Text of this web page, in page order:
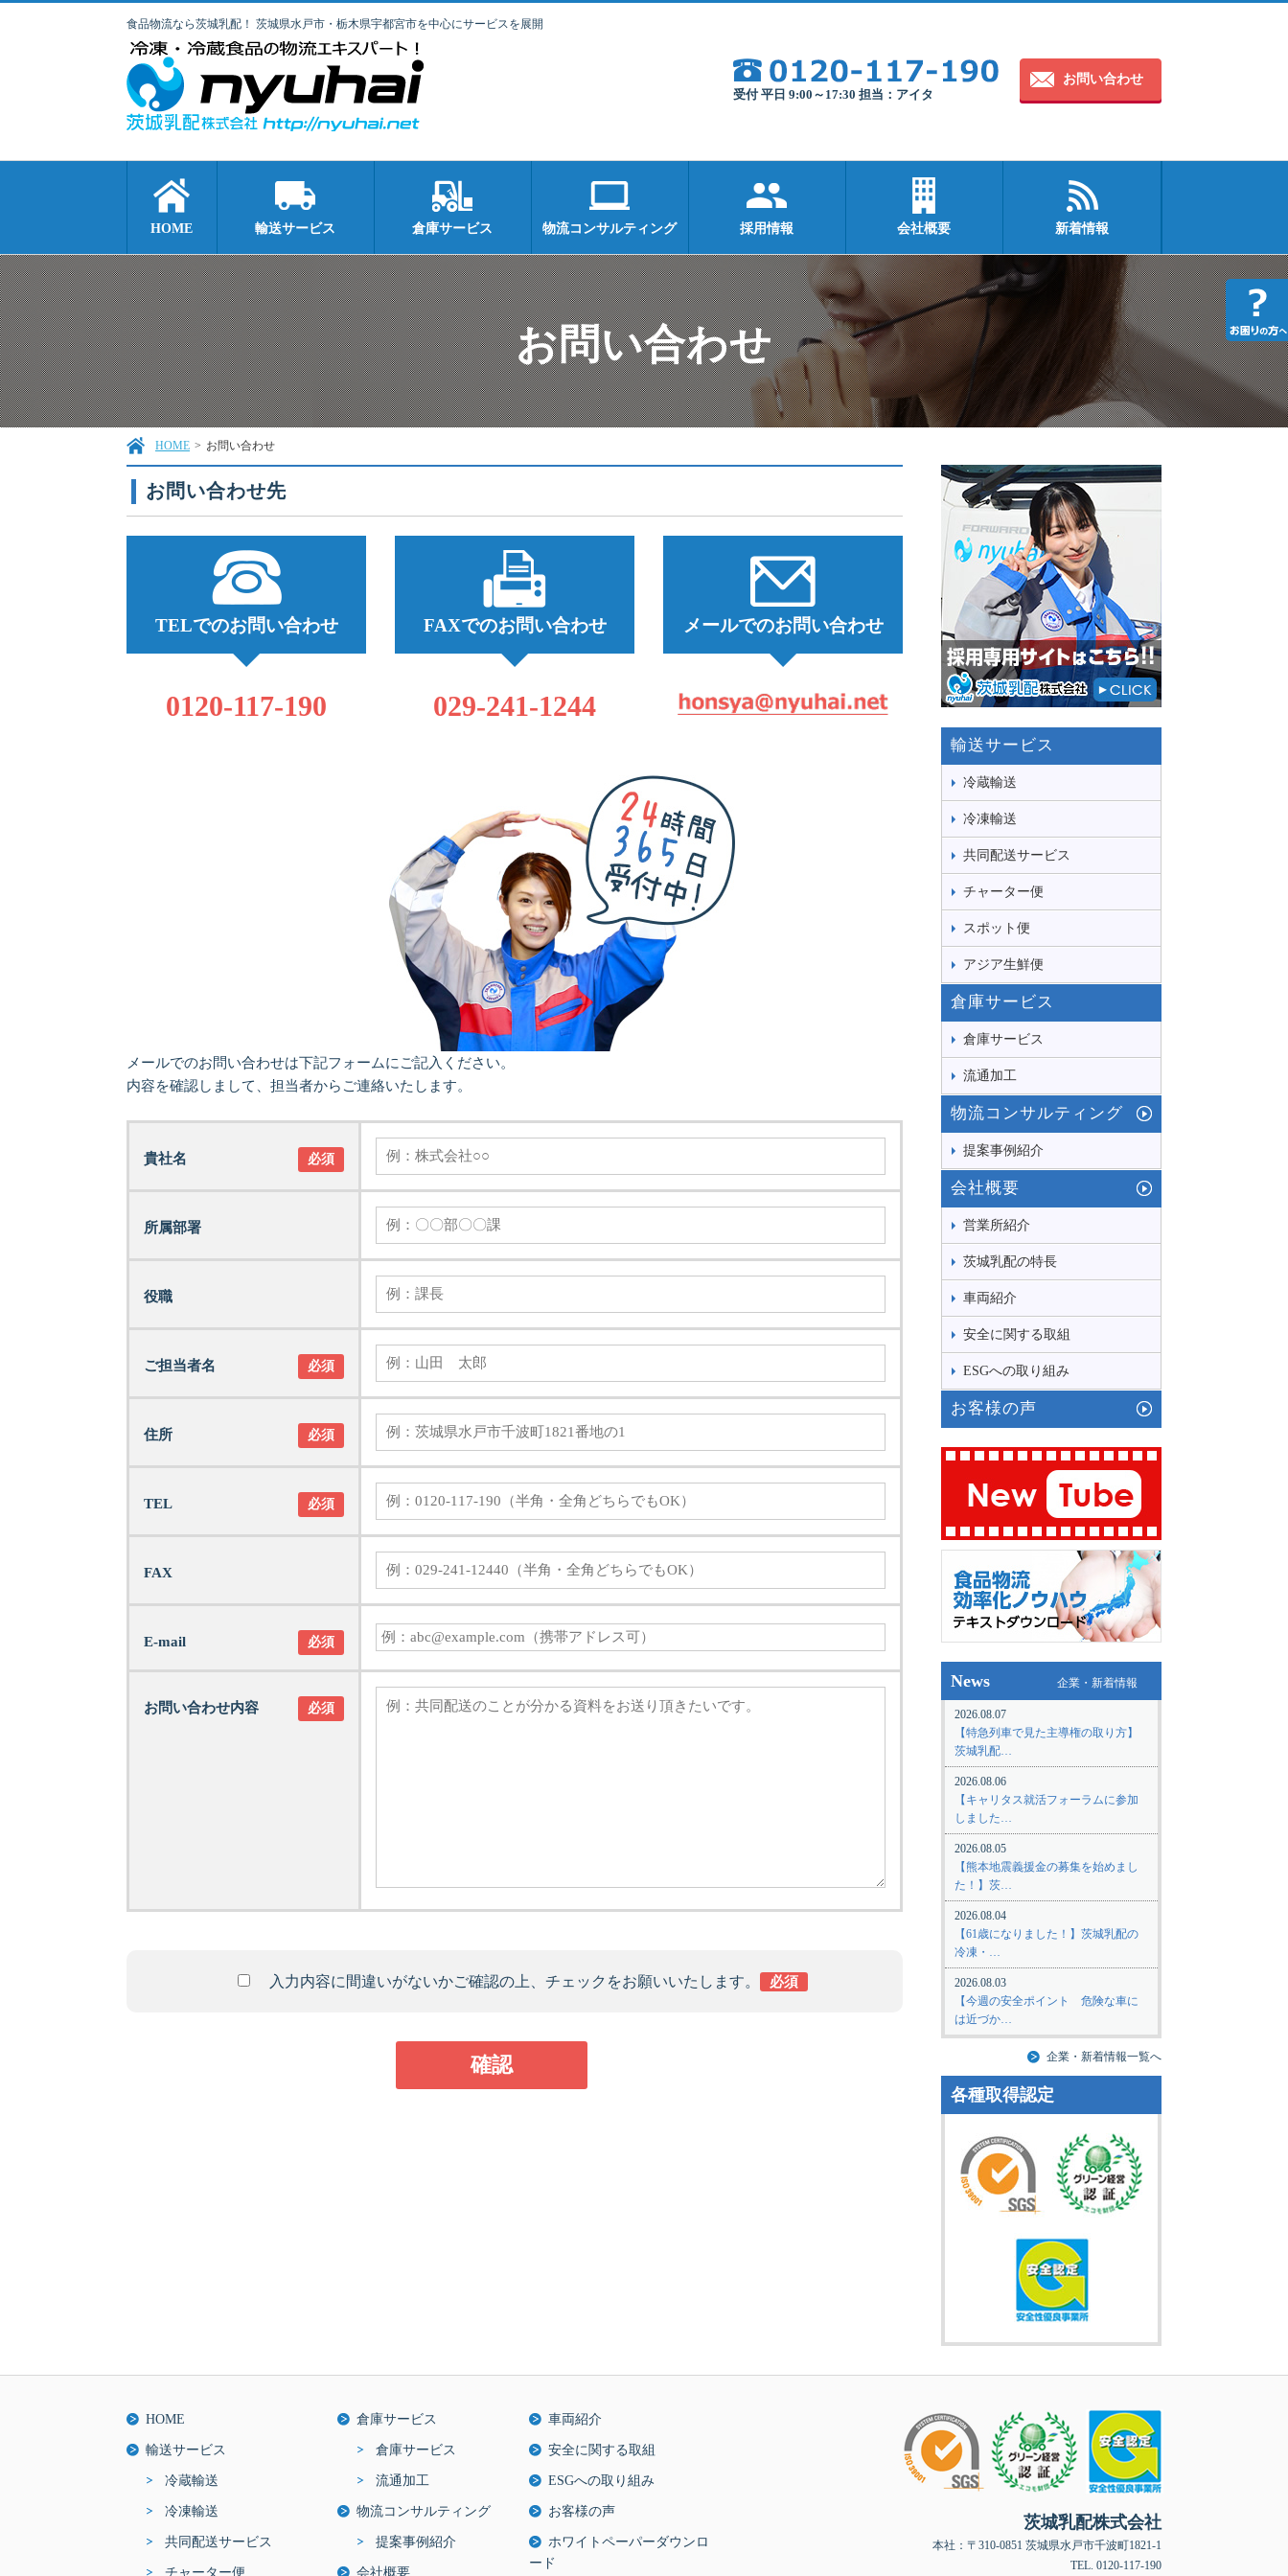
食品物流なら茨城乳配！ 茨城県水戸市・栃木県宇都宮市を中心にサービスを展開
受付 平日 9:00～17:30 担当：アイタ
お問い合わせ
HOME 輸送サービス 倉庫サービス 物流コンサルティング 採用情報 会社概要 新着情報
お問い合わせ
HOME > お問い合わせ
お問い合わせ先
TELでのお問い合わせ
0120-117-190
FAXでのお問い合わせ
029-241-1244
メールでのお問い合わせ
メールでのお問い合わせは下記フォームにご記入ください。
内容を確認しまして、担当者からご連絡いたします。
貴社名 必須
所属部署
役職
ご担当者名 必須
住所 必須
TEL 必須
FAX
E-mail 必須
お問い合わせ内容 必須
入力内容に間違いがないかご確認の上、チェックをお願いいたします。 必須
輸送サービス
冷蔵輸送
冷凍輸送
共同配送サービス
チャーター便
スポット便
アジア生鮮便
倉庫サービス
倉庫サービス
流通加工
物流コンサルティング
提案事例紹介
会社概要
営業所紹介
茨城乳配の特長
車両紹介
安全に関する取組
ESGへの取り組み
お客様の声
News 企業・新着情報
2026.08.07
【特急列車で見た主導権の取り方】
茨城乳配…
2026.08.06
【キャリタス就活フォーラムに参加
しました…
2026.08.05
【熊本地震義援金の募集を始めまし
た！】茨…
2026.08.04
【61歳になりました！】茨城乳配の
冷凍・…
2026.08.03
【今週の安全ポイント 危険な車に
は近づか…
企業・新着情報一覧へ
各種取得認定
HOME
輸送サービス
冷蔵輸送
冷凍輸送
共同配送サービス
チャーター便
倉庫サービス
倉庫サービス
流通加工
物流コンサルティング
提案事例紹介
会社概要
車両紹介
安全に関する取組
ESGへの取り組み
お客様の声
ホワイトペーパーダウンロ
ード
茨城乳配株式会社
本社：〒310-0851 茨城県水戸市千波町1821-1
TEL. 0120-117-190